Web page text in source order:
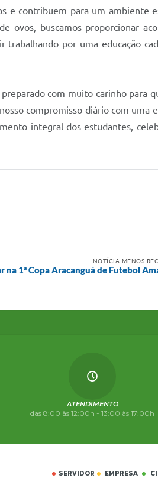
e contribuem para um ambiente
ovos, buscamos proporcionar
por uma educação
com muito carinho para
compromisso diário com uma
integral dos estudantes,
NOTÍCIA MENOS
na 1ª Copa Aracanguá de Futebol
ATENDIMENTO
das 8:00 às 12:00h - 13:00 às 17:00h
SERVIDOR EMPRESA